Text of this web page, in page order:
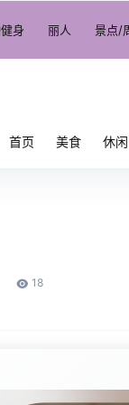
身 丽人 景点/
首页 美食 休闲
18